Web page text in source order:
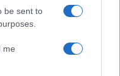
be sent to
me
- 15:49